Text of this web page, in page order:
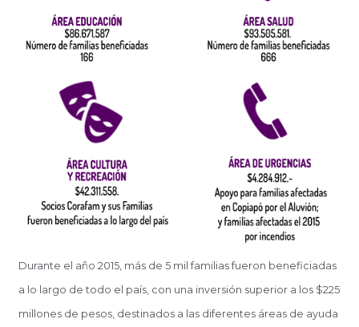
Durante el año 2015, más de 5 mil familias fueron beneficiadas
a lo largo de todo el país, con una inversión superior a los $225
millones de pesos, destinados a las diferentes áreas de ayuda